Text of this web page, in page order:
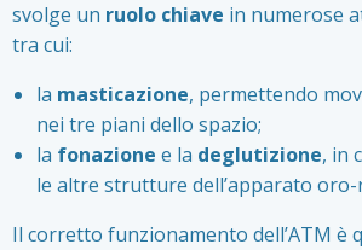
svolge un ruolo chiave in numerose
tra cui:
la masticazione, permettendo
nei tre piani dello spazio;
la fonazione e la deglutizione, in
le altre strutture dell’apparato
Il corretto funzionamento dell’ATM è